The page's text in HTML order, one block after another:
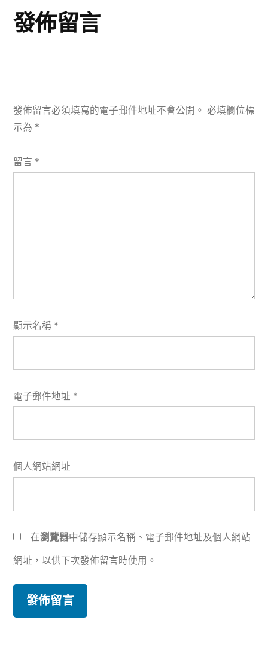
發佈留言
發佈留言必須填寫的電子郵件地址不會公開。 必填欄位標
示為 *
留言 *
顯示名稱 *
電子郵件地址 *
個人網站網址
在瀏覽器中儲存顯示名稱、電子郵件地址及個人網站
網址，以供下次發佈留言時使用。